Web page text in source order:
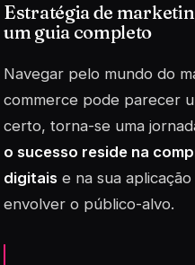
Estratégia de
um guia completo
Navegar pelo mundo do
commerce pode parecer
certo, torna-se uma
o sucesso reside na
digitais e na sua
envolver o público-alvo.